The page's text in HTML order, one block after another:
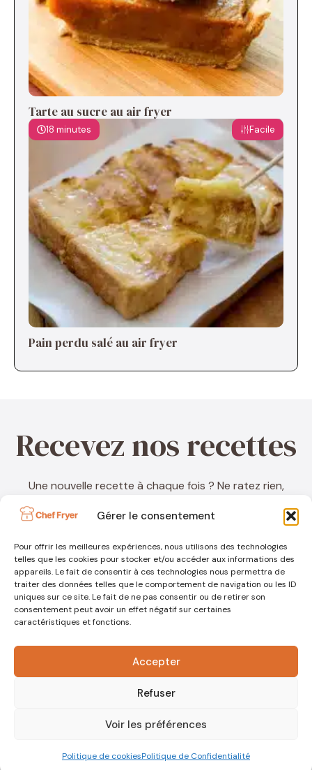
Gérer le consentement
Pour offrir les meilleures expériences, nous utilisons des technologies
telles que les cookies pour stocker et/ou accéder aux informations des
appareils. Le fait de consentir à ces technologies nous permettra de
traiter des données telles que le comportement de navigation ou les ID
uniques sur ce site. Le fait de ne pas consentir ou de retirer son
consentement peut avoir un effet négatif sur certaines
caractéristiques et fonctions.
Accepter
Refuser
Voir les préférences
Politique de cookiesPolitique de Confidentialité
Tarte au sucre au air fryer
18 minutes Facile
Pain perdu salé au air fryer
Recevez nos recettes
Une nouvelle recette à chaque fois ? Ne ratez rien,
© 2026 • Fait avec
Chef Fryer
Politique De Cookies